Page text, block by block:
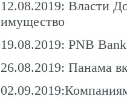
12.08.2019: Власти
имущество
19.08.2019: PNB
26.08.2019: Панама